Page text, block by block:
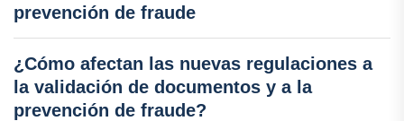
prevención de fraude
¿Cómo afectan las nuevas regulaciones a
la validación de documentos y a la
prevención de fraude?